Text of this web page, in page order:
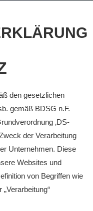
den gesetzlichen
gemäß BDSG n.F.
‚DS-
der Verarbeitung
Unternehmen. Diese
Websites und
von Begriffen wie